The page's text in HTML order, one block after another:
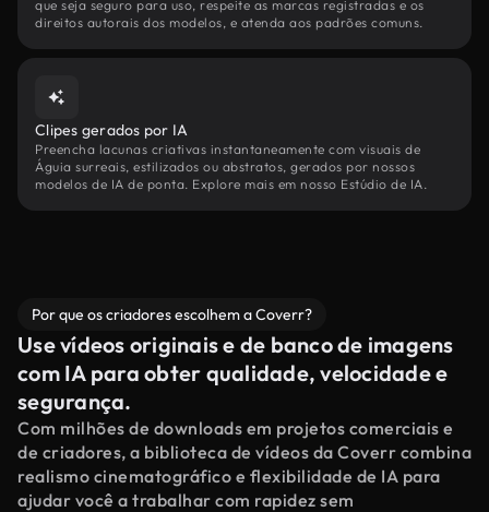
que seja seguro para uso, respeite as marcas registradas e os
direitos autorais dos modelos, e atenda aos padrões comuns.
Clipes gerados por IA
Preencha lacunas criativas instantaneamente com visuais de
Águia surreais, estilizados ou abstratos, gerados por nossos
modelos de IA de ponta. Explore mais em nosso Estúdio de IA.
Por que os criadores escolhem a Coverr?
Use vídeos originais e de banco de imagens
com IA para obter qualidade, velocidade e
segurança.
Com milhões de downloads em projetos comerciais e
de criadores, a biblioteca de vídeos da Coverr combina
realismo cinematográfico e flexibilidade de IA para
ajudar você a trabalhar com rapidez sem